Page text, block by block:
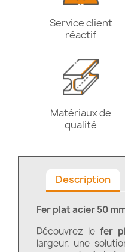
Service client
réactif
Matériaux de
qualité
Description
Fer plat acier 50
Découvrez le fer
largeur, une